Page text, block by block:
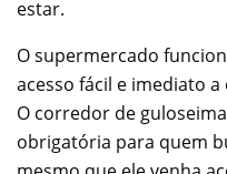
estar.
O supermercado
acesso fácil e imediato a
O corredor de
obrigatória para quem